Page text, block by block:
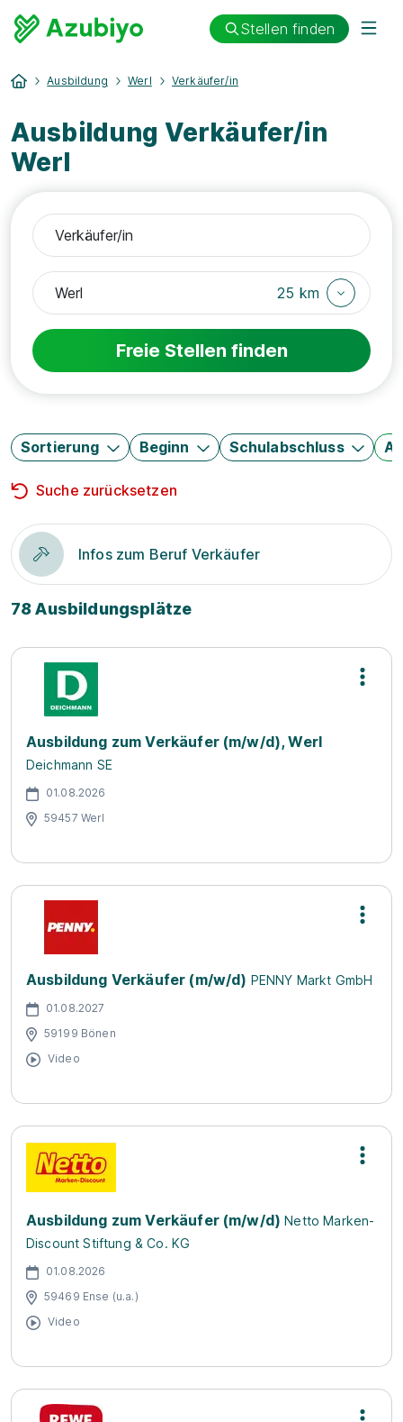
Stellen finden
Ausbildung Werl Verkäufer/in
Ausbildung Verkäufer/in
Werl
25 km
Freie Stellen finden
Sortierung Beginn Schulabschluss
Suche zurücksetzen
Infos zum Beruf Verkäufer
78 Ausbildungsplätze
Ausbildung zum Verkäufer (m/w/d), Werl
Deichmann SE
01.08.2026
59457 Werl
Ausbildung Verkäufer (m/w/d) PENNY Markt GmbH
01.08.2027
59199 Bönen
Video
Ausbildung zum Verkäufer (m/w/d) Netto Marken-
Discount Stiftung & Co. KG
01.08.2026
59469 Ense (u.a.)
Video